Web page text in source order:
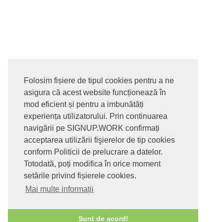
Folosim fișiere de tipul cookies pentru a ne
asigura că acest website funcționează în
mod eficient și pentru a imbunătăți
experiența utilizatorului. Prin continuarea
navigării pe SIGNUP.WORK confirmați
acceptarea utilizării fişierelor de tip cookies
conform Politicii de prelucrare a datelor.
Totodată, poți modifica în orice moment
setările privind fișierele cookies.
Mai multe informații
Sunt de acord!
© 2017-2026. Toate drepturile rezervate
SIGNUPDOTWORK SRLTermeni si conditii | Politica de
confidentialitate | Politica de livrare si anulare comanda |
Politica GDPR